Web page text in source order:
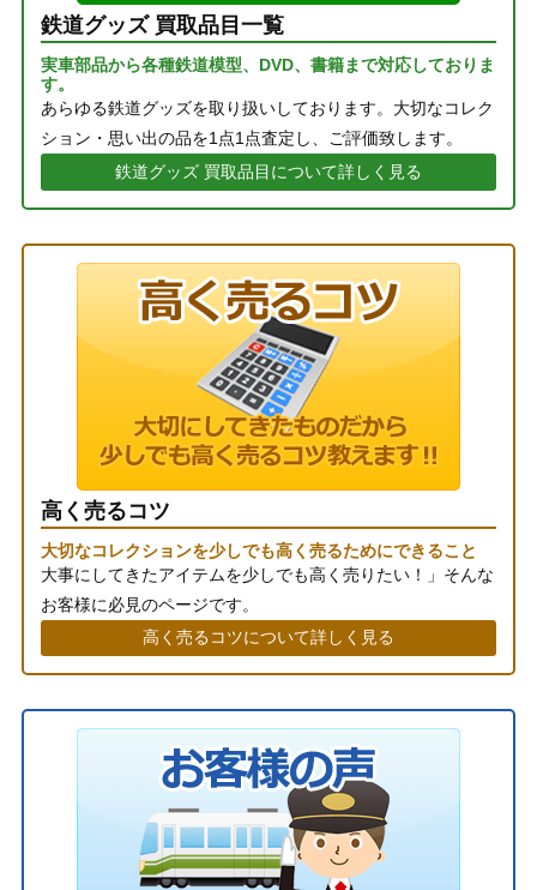
鉄道グッズ 買取品目一覧
実車部品から各種鉄道模型、DVD、書籍まで対応しておりま
す。
あらゆる鉄道グッズを取り扱いしております。大切なコレク
ション・思い出の品を1点1点査定し、ご評価致します。
鉄道グッズ 買取品目について詳しく見る
高く売るコツ
大切なコレクションを少しでも高く売るためにできること
大事にしてきたアイテムを少しでも高く売りたい！」そんな
お客様に必見のページです。
高く売るコツについて詳しく見る